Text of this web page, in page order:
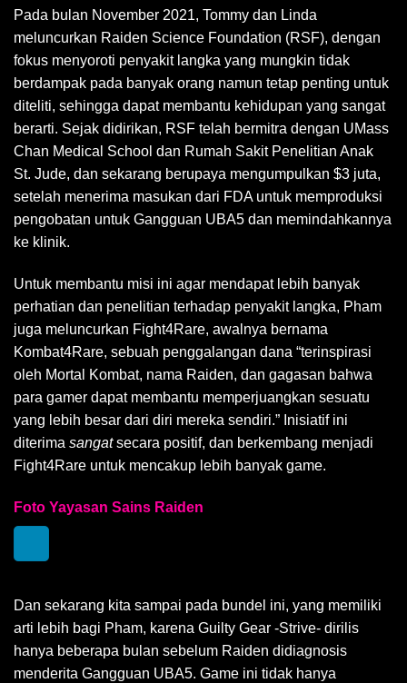
Pada bulan November 2021, Tommy dan Linda
meluncurkan Raiden Science Foundation (RSF), dengan
fokus menyoroti penyakit langka yang mungkin tidak
berdampak pada banyak orang namun tetap penting untuk
diteliti, sehingga dapat membantu kehidupan yang sangat
berarti. Sejak didirikan, RSF telah bermitra dengan UMass
Chan Medical School dan Rumah Sakit Penelitian Anak
St. Jude, dan sekarang berupaya mengumpulkan $3 juta,
setelah menerima masukan dari FDA untuk memproduksi
pengobatan untuk Gangguan UBA5 dan memindahkannya
ke klinik.
Untuk membantu misi ini agar mendapat lebih banyak
perhatian dan penelitian terhadap penyakit langka, Pham
juga meluncurkan Fight4Rare, awalnya bernama
Kombat4Rare, sebuah penggalangan dana “terinspirasi
oleh Mortal Kombat, nama Raiden, dan gagasan bahwa
para gamer dapat membantu memperjuangkan sesuatu
yang lebih besar dari diri mereka sendiri.” Inisiatif ini
diterima sangatsecara positif, dan berkembang menjadi
Fight4Rare untuk mencakup lebih banyak game.
Foto Yayasan Sains Raiden
Dan sekarang kita sampai pada bundel ini, yang memiliki
arti lebih bagi Pham, karena Guilty Gear -Strive- dirilis
hanya beberapa bulan sebelum Raiden didiagnosis
menderita Gangguan UBA5. Game ini tidak hanya